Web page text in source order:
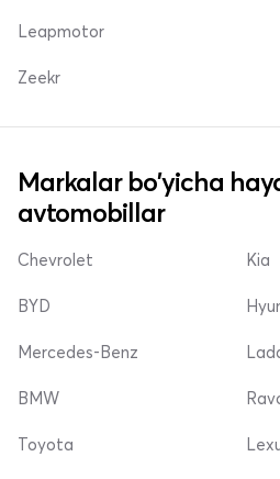
Leapmotor
Zeekr
Markalar bo'yicha
avtomobillar
Chevrolet
BYD
Mercedes-Benz
Kia
BMW
Toyota